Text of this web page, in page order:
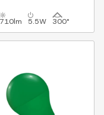
710lm 5.5W 300°